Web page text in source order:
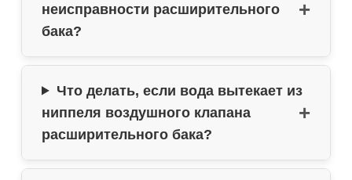
неисправности расширительного
бака?
Что делать, если вода вытекает из
ниппеля воздушного клапана
расширительного бака?